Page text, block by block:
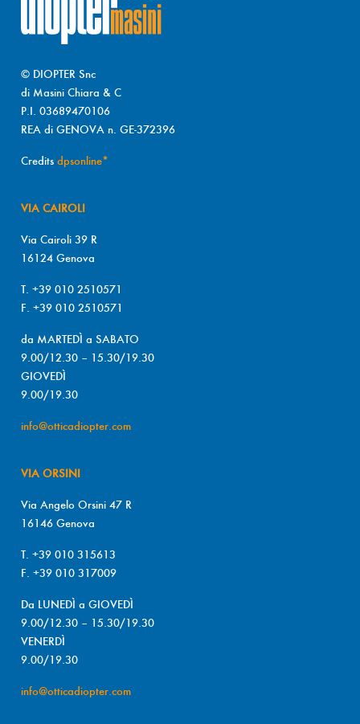
© DIOPTER Snc
di Masini Chiara & C
P.I. 03689470106
REA di GENOVA n. GE-372396
Credits dpsonline*
VIA CAIROLI
Via Cairoli 39 R
16124 Genova
T. +39 010 2510571
F. +39 010 2510571
da MARTEDÌ a SABATO
9.00/12.30 – 15.30/19.30
GIOVEDÌ
9.00/19.30
info@otticadiopter.com
VIA ORSINI
Via Angelo Orsini 47 R
16146 Genova
T. +39 010 315613
F. +39 010 317009
Da LUNEDÌ a GIOVEDÌ
9.00/12.30 – 15.30/19.30
VENERDÌ
9.00/19.30
info@otticadiopter.com